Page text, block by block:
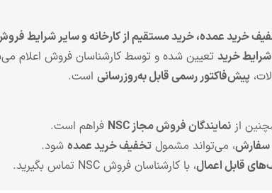
خرید عمده، خرید مستقیم از کارخانه و سایر شرایط
خرید تعیین شده و توسط کارشناسان فروش اعلام
پیش‌فاکتور رسمی قابل به‌روزرسانی است.
از نمایندگان فروش مجاز NSC
فراهم است.
سفارش، می‌تواند مشمول تخفیف خرید عمده شود.
قابل اعمال، با کارشناسان فروش NSC تماس بگیرید.